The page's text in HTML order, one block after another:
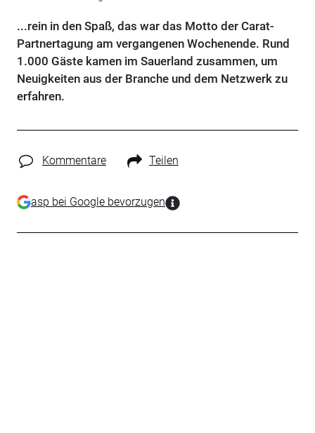
...rein in den Spaß, das war das Motto der Carat-
Partnertagung am vergangenen Wochenende. Rund
1.000 Gäste kamen im Sauerland zusammen, um
Neuigkeiten aus der Branche und dem Netzwerk zu
erfahren.
Kommentare Teilen
asp bei Google bevorzugen